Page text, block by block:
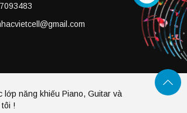
lớp năng khiếu Piano, Guitar và
!